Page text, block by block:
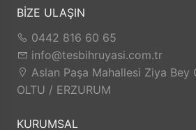
Kişisel bilgilerinizin korunması
için değerli olan bilgilerin
alışveriş deneyiminizi keyifli
Hızlı Kargo Hizmeti: Sipariş
gün kargolanarak size hızlı bir
ürünlere kolaylıkla sahip
BİZE ULAŞIN
0442 816 60 65
info@tesbihruyasi.com.tr
Aslan Paşa Mahallesi Ziya Bey
OLTU / ERZURUM
KURUMSAL